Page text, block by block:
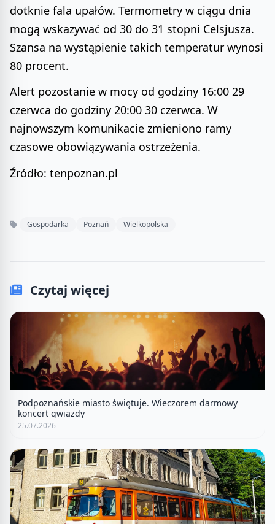
dotknie fala upałów. Termometry w ciągu dnia
mogą wskazywać od 30 do 31 stopni Celsjusza.
Szansa na wystąpienie takich temperatur wynosi
80 procent.
Alert pozostanie w mocy od godziny 16:00 29
czerwca do godziny 20:00 30 czerwca. W
najnowszym komunikacie zmieniono ramy
czasowe obowiązywania ostrzeżenia.
Źródło: tenpoznan.pl
Gospodarka Poznań Wielkopolska
Czytaj więcej
Podpoznańskie miasto świętuje. Wieczorem darmowy
koncert gwiazdy
25.07.2026